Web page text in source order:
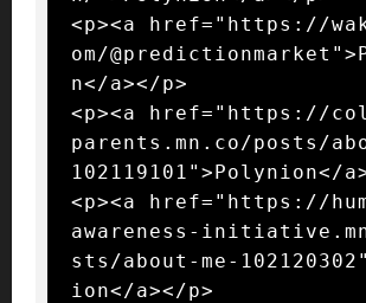
<p><a href="https://
om/
n</a></p>
<p><a href="https://
parents.mn.co/posts/
102119101">Polynion</
<p><a href="https://
awareness-
sts/about-me-
ion</a></p>